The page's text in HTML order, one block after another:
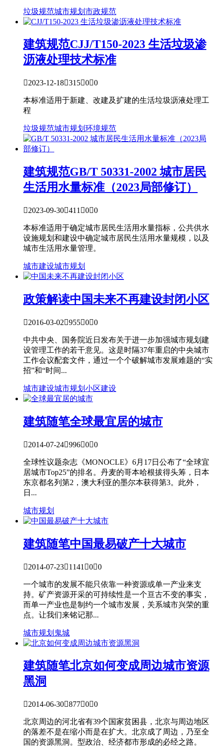
垃圾规范城市规划 市政规范
建筑规范CJJ/T150-2023 生活垃圾渗
沥液处理技术标准
2023-12-1831500
本标准适用于新建、改建及扩建的生活垃圾沥液处理工
程
垃圾规范城市规划 环境规范
建筑规范GB/T 50331-2002 城市居民
生活用水量标准（2023局部修订）
2023-09-30411 00
本标准适用于确定城市居民生活用水量指标，公共供水
设施规划和建设中确定城市居民生活用水量规模，以及
城市生活用水量管理。
城市建设城市规划
政策解读中国未来不再建设封闭小区
2016-03-0295500
中共中央、国务院近日发布关于进一步加强城市规划建
设管理工作的若干意见。这是时隔37年重启的中央城市
工作会议配套文件，通过一个个破解城市发展难题的“实
招”和“时间...
城市建设城市规划 小区建设
建筑随笔全球最宜居的城市
2014-07-2499600
全球性议题杂志《MONOCLE》6月17日公布了“全球宜
居城市Top25”的排名。丹麦的哥本哈根拔得头筹，日本
东京都名列第2，澳大利亚的墨尔本获得第3。此外，
日...
城市规划
建筑随笔中国最易破产十大城市
2014-07-231141 00
一个城市的发展不能只依靠一种资源或单一产业来支
持。矿产资源开采的可持续性是一个亘古不变的事实，
而单一产业也是制约一个城市发展，关系城市兴荣的重
点。让我们来铭记那...
城市规划 鬼城
建筑随笔北京如何变成周边城市资源
黑洞
2014-06-3087700
北京周边的河北省有39个国家贫困县，北京与周边地区
的落差不是在缩小而是在扩大。北京成了周边，乃至全
国的资源黑洞。型政治、经济都市形成的必经之路。